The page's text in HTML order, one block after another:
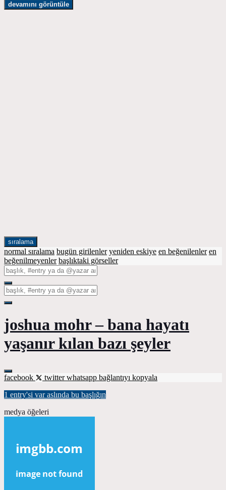
devamını görüntüle
sıralama
normal sıralama bugün girilenler yeniden eskiye en beğenilenler en
beğenilmeyenler başlıktaki görseller
joshua mohr – bana hayatı
yaşanır kılan bazı şeyler
facebook twitterwhatsapp bağlantıyı kopyala
1 entry'si var aslında bu başlığın
medya öğeleri